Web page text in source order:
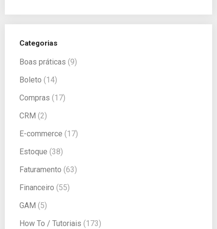
Categorias
Boas práticas (9)
Boleto (14)
Compras (17)
CRM (2)
E-commerce (17)
Estoque (38)
Faturamento (63)
Financeiro (55)
GAM (5)
How To / Tutoriais (173)